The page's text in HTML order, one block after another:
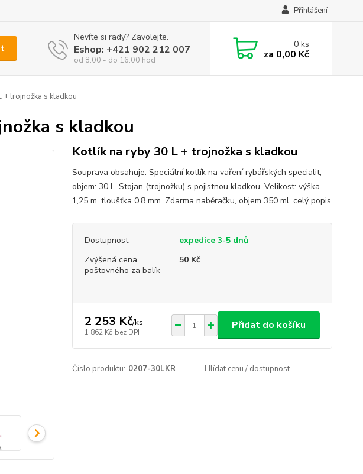
Přihlášení
Nevíte si rady? Zavolejte.
Eshop: +421 902 212 007
od 8:00 - do 16:00 hod
0ks
za 0,00 Kč
+ trojnožka s kladkou
s kladkou
Kotlík na ryby 30 L + trojnožka s kladkou
Souprava obsahuje: Speciální kotlík na vaření rybářských specialit,
objem: 30 L. Stojan (trojnožku) s pojistnou kladkou. Velikost: výška
1,25 m, tloušťka 0,8 mm. Zdarma naběračku, objem 350 ml. celý popis
Dostupnost
expedice 3-5 dnů
Zvýšená cena
poštovného za balík
50 Kč
2 253 Kč/ks
1 862 Kč bez DPH
Přidat do košíku
Číslo produktu: 0207-30LKR Hlídat cenu / dostupnost